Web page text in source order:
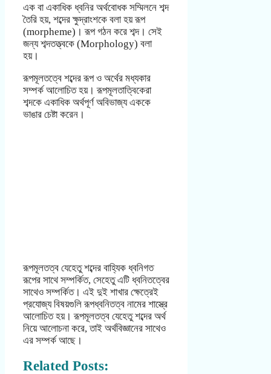
এক বা একাধিক ধ্বনির অর্থবোধক সম্মিলনে শব্দ
তৈরি হয়, শব্দের ক্ষুদ্রাংশকে বলা হয় রূপ
(morpheme)। রূপ গঠন করে শব্দ। সেই
জন্য শব্দতত্ত্বকে (Morphology) বলা
হয়।
রূপমূলতত্বে শব্দের রূপ ও অর্থের মধ্যকার
সম্পর্ক আলোচিত হয়। রূপমূলতাত্বিকেরা
শব্দকে একাধিক অর্থপূর্ণ অবিভাজ্য এককে
ভাঙার চেষ্টা করেন।
রূপমূলতত্ব যেহেতু শব্দের বাহ্যিক ধ্বনিগত
রূপের সাথে সম্পর্কিত, সেহেতু এটি ধ্বনিতত্বের
সাথেও সম্পর্কিত। এই দুই শাখার ক্ষেত্রেই
প্রযোজ্য বিষয়গুলি রূপধ্বনিতত্ব নামের শাস্ত্রে
আলোচিত হয়। রূপমূলতত্ব যেহেতু শব্দের অর্থ
নিয়ে আলোচনা করে, তাই অর্থবিজ্ঞানের সাথেও
এর সম্পর্ক আছে।
Related Posts: